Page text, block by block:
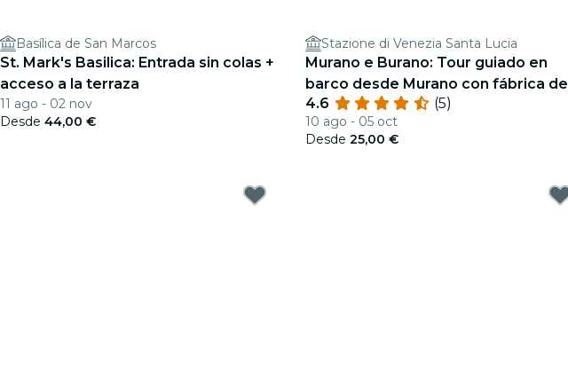
Basílica de San Marcos
St. Mark's Basilica: Entrada sin colas +
acceso a la terraza
11 ago - 02 nov
Desde 44,00 €
Stazione di Venezia Santa Lucia
Murano e Burano: Tour guiado en
barco desde Murano con fábrica de
soplado de vidrio
4.6 (5)
10 ago - 05 oct
Desde 25,00 €